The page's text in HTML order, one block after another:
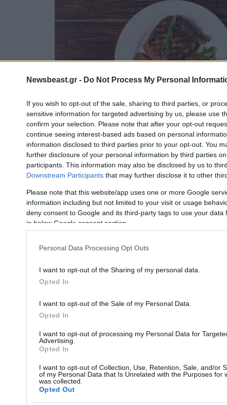
Newsbeast.gr - Do Not Process My Personal
If you wish to opt-out of the sale, sharing to third parties, or
sensitive information for targeted advertising by us, please use
confirm your selection. Please note that after your opt-out
continue seeing interest-based ads based on personal
information disclosed to third parties prior to your opt-out. You
further disclosure of your personal information by third parties
participants. This information may also be disclosed by us to
Downstream Participants that may further disclose it to other
Please note that this website/app uses one or more Google
information including but not limited to your visit or usage
deny consent to Google and its third-party tags to use your data
in below Google consent section.
Personal Data Processing Opt Outs
I want to opt-out of the Sharing of my personal data.
Opted In
I want to opt-out of the Sale of my Personal Data.
Opted In
I want to opt-out of processing my Personal Data for
Advertising.
Opted In
I want to opt-out of Collection, Use, Retention, Sale, and/or
of my Personal Data that Is Unrelated with the Purposes for
was collected.
Opted Out
Για το ψητό κρέας ο αρχάριος θα χρειαστεί
θερμόμετρο για να ξεκινήσει την πορεία
σωστά. Η προετοιμασία όμως είναι για
ίδια. Βγάζουμε λοιπόν το κρέας από το
τουλάχιστον μία ώρα πριν το ψήσιμο, ώστε
αποκτήσει θερμοκρασία δωματίου και να
ομοιόμορφα. Το αλατοπιπερώνουμε
το βάλουμε στονφούρνο, γιατί αλλιώς το
ψησίματος του κρέατος ποικίλει και
πολλούς παράγοντες. Κι έτσι κάθε
είναι η συχνή παρακολούθησή του, αλλά και
οφείλουμε να βγάλουμε το κρέας από τον
αρκετά πριν αγγίξει την επιθυμητή
καθώς συνεχίζει να ψήνεται μέχρι να
να σερβιριστεί.